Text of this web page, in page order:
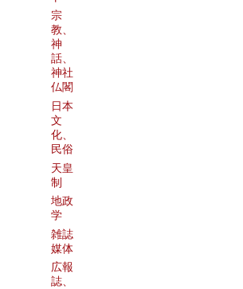
宗
教、
神
話、
神社
仏閣
日本
文
化、
民俗
天皇
制
地政
学
雑誌
媒体
広報
誌、